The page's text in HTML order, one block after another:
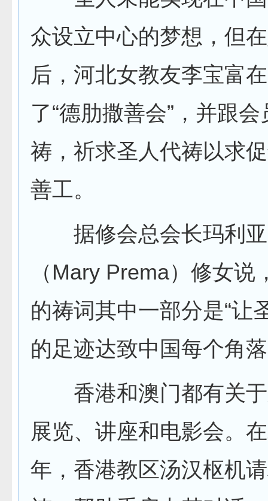
众设立中心的梦想，但
后，河北女教友李宝富
了“德肋撒善会”，并跟
祷，祈求圣人代祷以求
善工。
据修会总会长玛利亚
（Mary Prema）修女说
的祷词其中一部分是“让
的足迹达致中国每个角
香港和澳门都有关于
展览、讲座和电影会。
年，香港教区汤汉枢机